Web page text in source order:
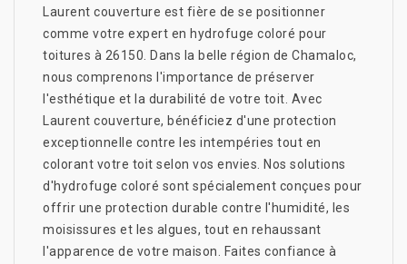
Laurent couverture est fière de se positionner
comme votre expert en hydrofuge coloré pour
toitures à 26150. Dans la belle région de Chamaloc,
nous comprenons l'importance de préserver
l'esthétique et la durabilité de votre toit. Avec
Laurent couverture, bénéficiez d'une protection
exceptionnelle contre les intempéries tout en
colorant votre toit selon vos envies. Nos solutions
d'hydrofuge coloré sont spécialement conçues pour
offrir une protection durable contre l'humidité, les
moisissures et les algues, tout en rehaussant
l'apparence de votre maison. Faites confiance à